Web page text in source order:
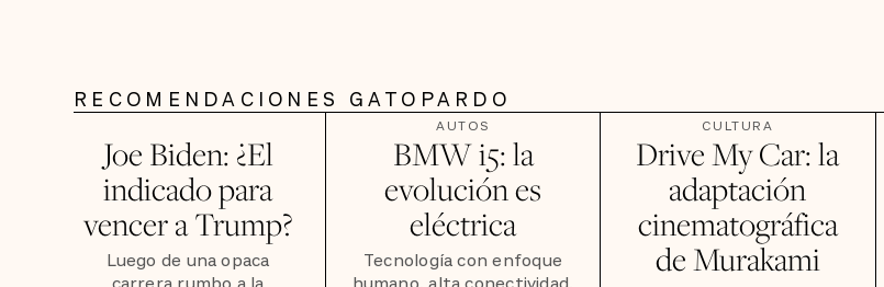
RECOMENDACIONES GATOPARDO
Joe Biden: ¿El
indicado para
vencer a Trump?
Luego de una opaca
AUTOS
BMW i5: la
evolución es
eléctrica
Tecnología con enfoque
CULTURA
Drive My Car: la
adaptación
cinematográfica
de Murakami